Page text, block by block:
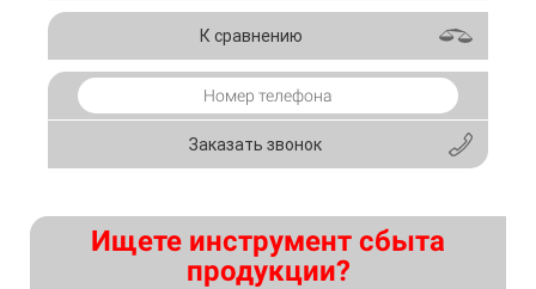
Ищете инструмент сбыта
продукции?
К сравнению
Заказать звонок